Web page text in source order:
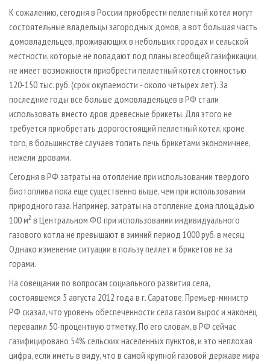
К сожалению, сегодня в России приобрести пеллетный котел могут
состоятельные владельцы загородных домов, а вот большая часть
домовладельцев, проживающих в небольших городах и сельской
местности, которые не попадают под планы всеобщей газификации,
не имеет возможности приобрести пеллетный котел стоимостью
120-150 тыс. руб. (срок окупаемости - около четырех лет). За
последние годы все больше домовладельцев в РФ стали
использовать вместо дров древесные брикеты. Для этого не
требуется приобретать дорогостоящий пеллетный котел, кроме
того, в большинстве случаев топить печь брикетами экономичнее,
нежели дровами.
Сегодня в РФ затраты на отопление при использовании твердого
биотоплива пока еще существенно выше, чем при использовании
природного газа. Например, затраты на отопление дома площадью
100 м2 в Центральном ФО при использовании индивидуального
газового котла не превышают в зимний период 1000 руб. в месяц.
Однако изменение ситуации в пользу пеллет и брикетов не за
горами.
На совещании по вопросам социального развития села,
состоявшемся 5 августа 2012 года в г. Саратове, Премьер-министр
РФ сказал, что уровень обеспеченности села газом вырос и наконец
перевалил 50­-процентную отметку. По его словам, в РФ сейчас
газифицировано 54% сельских населенных пунктов, и это неплохая
цифра, если иметь в виду, что в самой крупной газовой державе мира